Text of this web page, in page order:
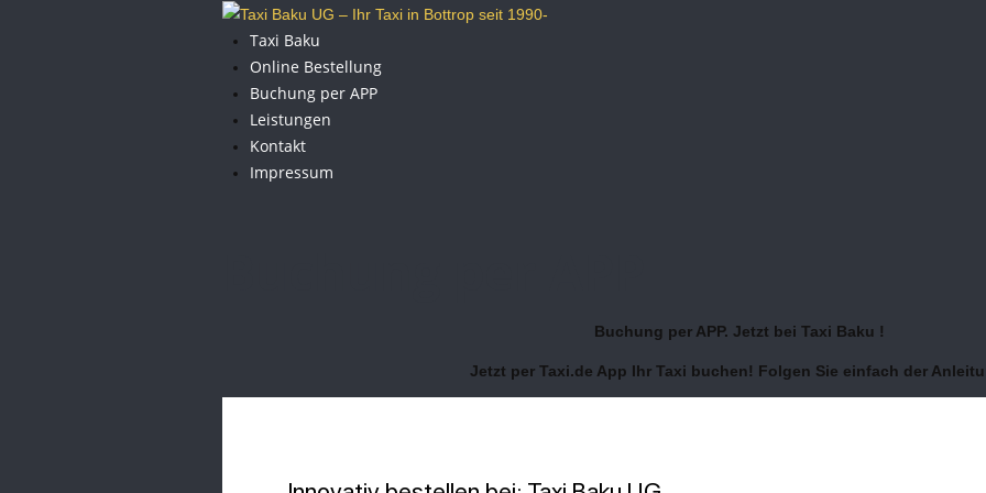
Taxi Baku
Online Bestellung
Buchung per APP
Leistungen
Kontakt
Impressum
Buchung per APP. Jetzt bei Taxi Baku !
Jetzt per Taxi.de App Ihr Taxi buchen! Folgen Sie einfach der